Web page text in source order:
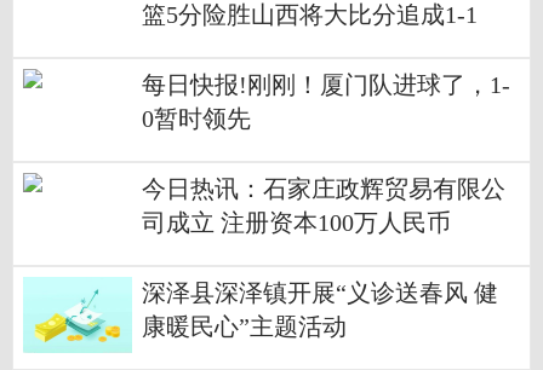
篮5分险胜山西将大比分追成1-1
每日快报!刚刚！厦门队进球了，1-
0暂时领先
今日热讯：石家庄政辉贸易有限公
司成立 注册资本100万人民币
深泽县深泽镇开展“义诊送春风 健
康暖民心”主题活动